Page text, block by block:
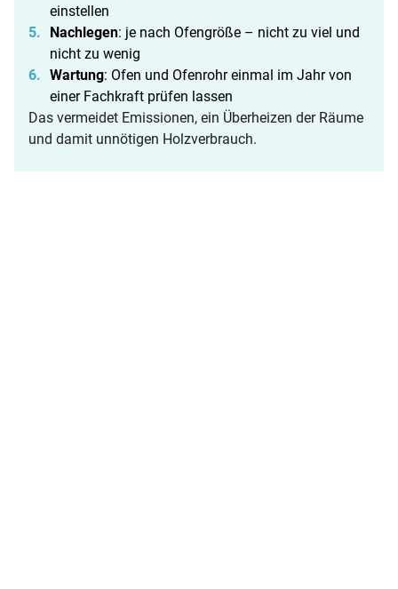
einstellen
Nachlegen: je nach Ofengröße – nicht zu viel und
nicht zu wenig
Wartung: Ofen und Ofenrohr einmal im Jahr von
einer Fachkraft prüfen lassen
Das vermeidet Emissionen, ein Überheizen der Räume
und damit unnötigen Holzverbrauch.